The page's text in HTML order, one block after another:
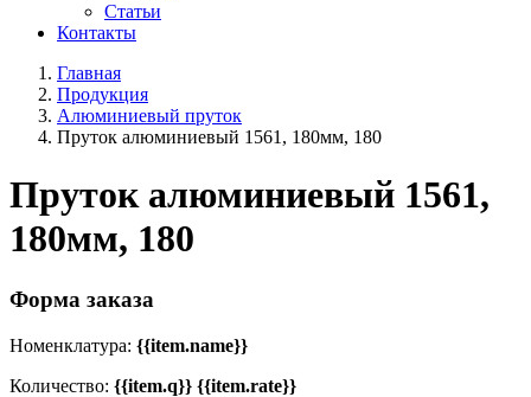
Статьи
Контакты
Главная
Продукция
Алюминиевый пруток
Пруток алюминиевый 1561, 180мм, 180
Пруток алюминиевый 1561,
180мм, 180
Форма заказа
Номенклатура: {{item.name}}
Количество: {{item.q}} {{item.rate}}